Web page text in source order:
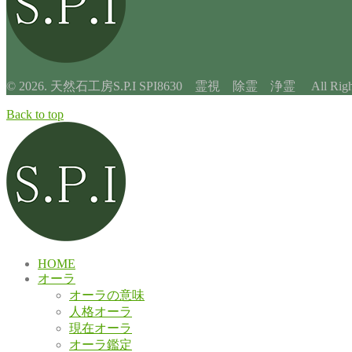
© 2026. 天然石工房S.P.I SPI8630 霊視 除霊 浄霊 All
Back to top
HOME
オーラ
オーラの意味
人格オーラ
現在オーラ
オーラ鑑定